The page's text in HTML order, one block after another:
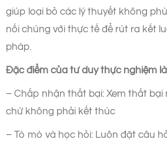
giúp loại bỏ các lý thuyết không
nối chúng với thực tế để rút ra kết
pháp.
Đặc điểm của tư duy thực nghiệm
– Chấp nhận thất bại: Xem thất bại
chứ không phải kết thúc
– Tò mò và học hỏi: Luôn đặt câu